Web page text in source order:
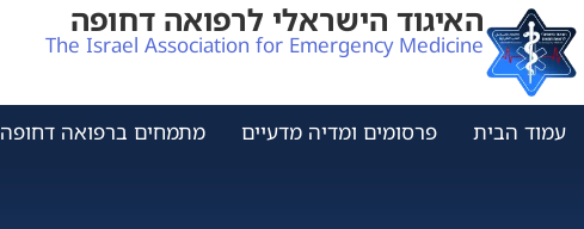
האיגוד הישראלי לרפואה דחופה
The Israel Association for Emergency Medicine
עמוד הבית פרסומים ומדיה מדעיים מתמחים ברפואה דחופה